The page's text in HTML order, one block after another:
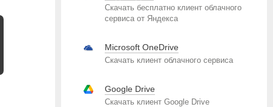
Скачать бесплатно клиент облачного
сервиса от Яндекса
Microsoft OneDrive
Скачать клиент облачного сервиса
Google Drive
Скачать клиент Google Drive